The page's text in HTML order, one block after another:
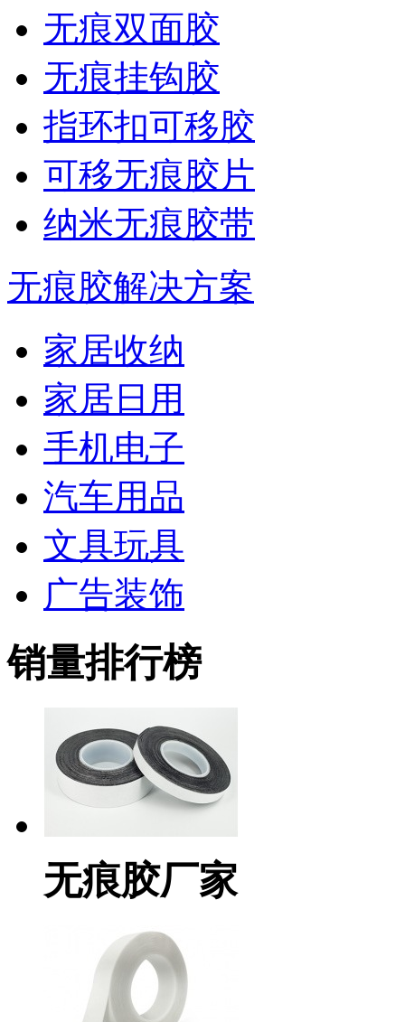
无痕双面胶
无痕挂钩胶
指环扣可移胶
可移无痕胶片
纳米无痕胶带
无痕胶解决方案
家居收纳
家居日用
手机电子
汽车用品
文具玩具
广告装饰
销量排行榜
无痕胶厂家